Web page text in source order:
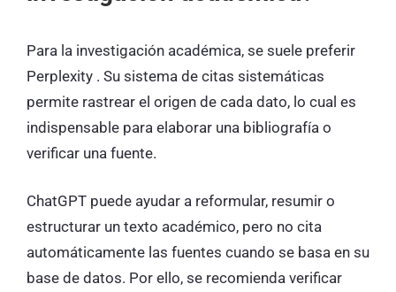
Para la investigación académica, se suele preferir
Perplexity . Su sistema de citas sistemáticas
permite rastrear el origen de cada dato, lo cual es
indispensable para elaborar una bibliografía o
verificar una fuente.
ChatGPT puede ayudar a reformular, resumir o
estructurar un texto académico, pero no cita
automáticamente las fuentes cuando se basa en su
base de datos. Por ello, se recomienda verificar